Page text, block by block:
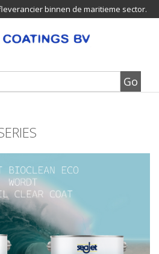
binnen de maritieme sector.